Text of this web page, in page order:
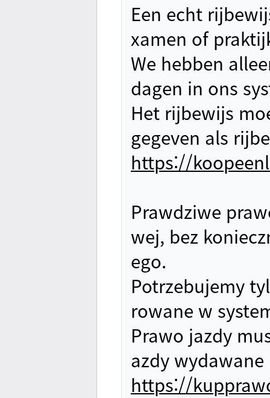
Een echt
xamen of
We hebben
dagen in ons
Het rijbewijs
gegeven als
https://
Prawdziwe
wej, bez
ego.
Potrzebujemy
rowane w
Prawo jazdy
azdy wydawane
https://